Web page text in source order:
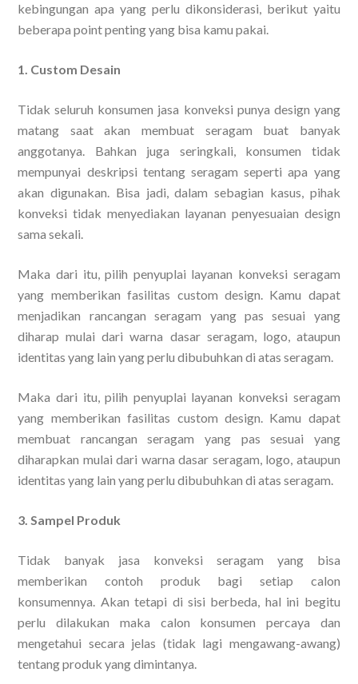
kebingungan apa yang perlu dikonsiderasi, berikut yaitu
beberapa point penting yang bisa kamu pakai.
1. Custom Desain
Tidak seluruh konsumen jasa konveksi punya design yang
matang saat akan membuat seragam buat banyak
anggotanya. Bahkan juga seringkali, konsumen tidak
mempunyai deskripsi tentang seragam seperti apa yang
akan digunakan. Bisa jadi, dalam sebagian kasus, pihak
konveksi tidak menyediakan layanan penyesuaian design
sama sekali.
Maka dari itu, pilih penyuplai layanan konveksi seragam
yang memberikan fasilitas custom design. Kamu dapat
menjadikan rancangan seragam yang pas sesuai yang
diharap mulai dari warna dasar seragam, logo, ataupun
identitas yang lain yang perlu dibubuhkan di atas seragam.
Maka dari itu, pilih penyuplai layanan konveksi seragam
yang memberikan fasilitas custom design. Kamu dapat
membuat rancangan seragam yang pas sesuai yang
diharapkan mulai dari warna dasar seragam, logo, ataupun
identitas yang lain yang perlu dibubuhkan di atas seragam.
3. Sampel Produk
Tidak banyak jasa konveksi seragam yang bisa
memberikan contoh produk bagi setiap calon
konsumennya. Akan tetapi di sisi berbeda, hal ini begitu
perlu dilakukan maka calon konsumen percaya dan
mengetahui secara jelas (tidak lagi mengawang-awang)
tentang produk yang dimintanya.